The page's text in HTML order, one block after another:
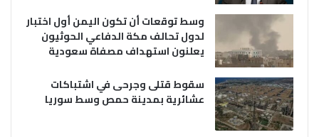
وسط توقعات أن تكون اليمن أول اختبار
لدول تحالف مكة الدفاعي الحوثيون
يعلنون استهداف مصفاة سعودية
سقوط قتلى وجرحى في اشتباكات
عشائرية بمدينة حمص وسط سوريا